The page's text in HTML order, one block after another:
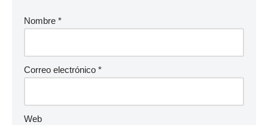
Nombre *
Correo electrónico *
Web